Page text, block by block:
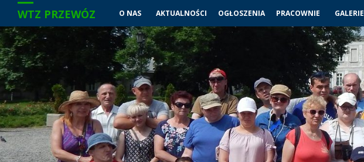
WTZ PRZEWÓZ Przejdź
do
treści
O NAS AKTUALNOŚCI OGŁOSZENIA PRACOWNIE GALERIE